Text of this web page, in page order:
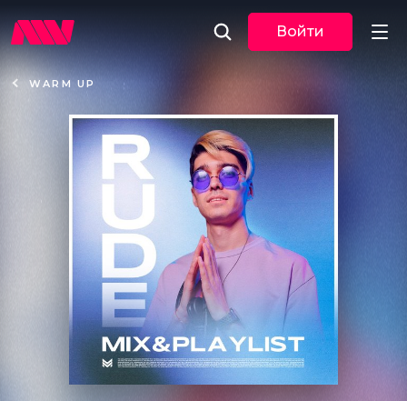
Музыка
По трекам
По жанрам
Плейлисты
Event
Войти
WARM UP